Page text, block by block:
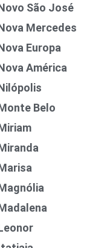
São José
Mercedes
Europa
América
Belo